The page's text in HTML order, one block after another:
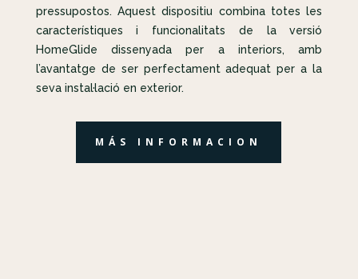
pressupostos. Aquest dispositiu combina totes les
característiques i funcionalitats de la versió
HomeGlide dissenyada per a interiors, amb
l’avantatge de ser perfectament adequat per a la
seva instal·lació en exterior.
MÁS INFORMACION